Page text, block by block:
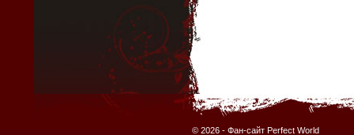
© 2026 - Фан-сайт Perfect World